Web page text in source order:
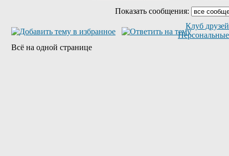
Показать сообщения:
Клуб
Всё на одной странице